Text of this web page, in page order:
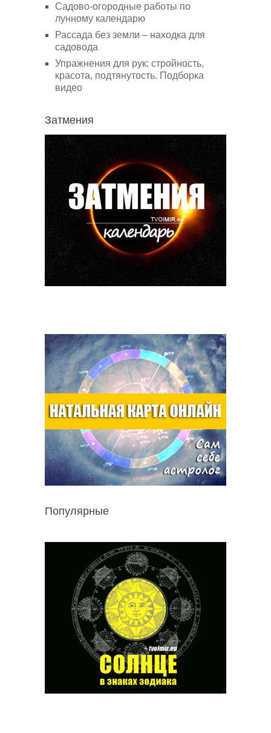
Садово-огородные работы по
лунному календарю
Рассада без земли – находка для
садовода
Упражнения для рук: стройность,
красота, подтянутость. Подборка
видео
Затмения
Популярные